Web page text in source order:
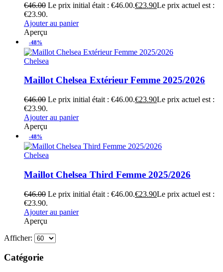
€46.00 Le prix initial était : €46.00.€23.90Le prix actuel est :
€23.90.
Ajouter au panier
Aperçu
-48%
Chelsea
Maillot Chelsea Extérieur Femme 2025/2026
€46.00 Le prix initial était : €46.00.€23.90Le prix actuel est :
€23.90.
Ajouter au panier
Aperçu
-48%
Chelsea
Maillot Chelsea Third Femme 2025/2026
€46.00 Le prix initial était : €46.00.€23.90Le prix actuel est :
€23.90.
Ajouter au panier
Aperçu
Afficher:
Catégorie